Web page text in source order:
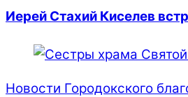
Иерей Стахий Киселев
Новости Городокского